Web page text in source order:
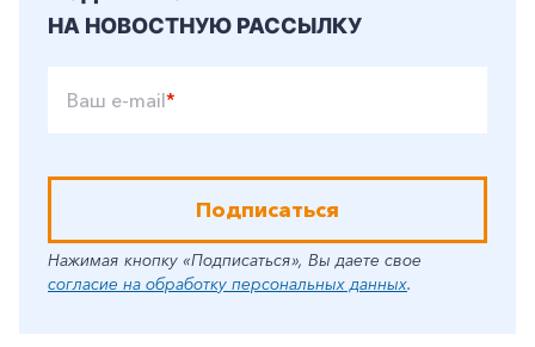
НА НОВОСТНУЮ РАССЫЛКУ
Ваш e-mail*
Подписаться
Нажимая кнопку «Подписаться», Вы даете свое
согласие на обработку персональных данных.